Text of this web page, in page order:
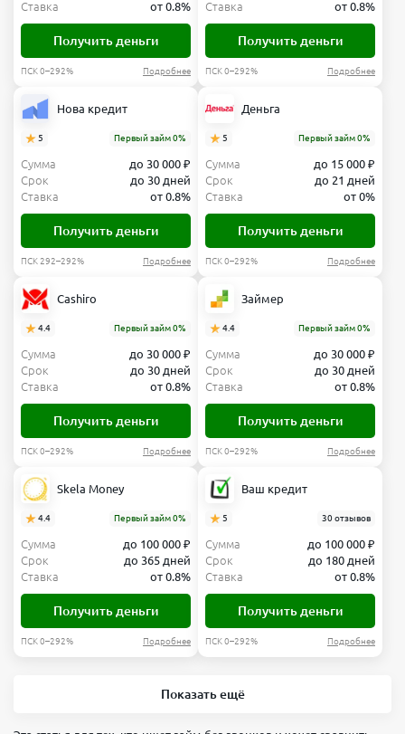
Ставка от 0.8%
Получить деньги
ПСК 0–292% Подробнее
Ставка от 0.8%
Получить деньги
ПСК 0–292% Подробнее
Нова кредит
5 Первый займ 0%
Сумма
до 30 000 ₽
Срок
до 30 дней
Ставка
от 0.8%
Получить деньги
ПСК 292–292% Подробнее
Деньга
5 Первый займ 0%
Сумма
до 15 000 ₽
Срок
до 21 дней
Ставка
от 0%
Получить деньги
ПСК 0–292% Подробнее
Cashiro
4.4 Первый займ 0%
Сумма
до 30 000 ₽
Срок
до 30 дней
Ставка
от 0.8%
Получить деньги
ПСК 0–292% Подробнее
Займер
4.4 Первый займ 0%
Сумма
до 30 000 ₽
Срок
до 30 дней
Ставка
от 0.8%
Получить деньги
ПСК 0–292% Подробнее
Skela Money
4.4 Первый займ 0%
Сумма
до 100 000 ₽
Срок
до 365 дней
Ставка
от 0.8%
Получить деньги
ПСК 0–292% Подробнее
Ваш кредит
5 30 отзывов
Сумма
до 100 000 ₽
Срок
до 180 дней
Ставка
от 0.8%
Получить деньги
ПСК 0–292% Подробнее
Показать ещё